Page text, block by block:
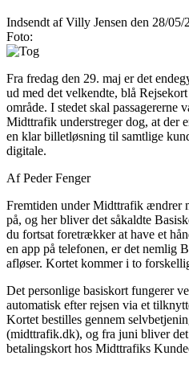
Indsendt afVilly Jensen den 28/05/
Foto:
Fra fredag den 29. maj er det
ud med det velkendte, blå
område. I stedet skal passagererne
Midttrafik understreger dog, at der
en klar billetløsning til samtlige
digitale.
Af Peder Fenger
Fremtiden under Midttrafik ændrer
på, og her bliver det såkaldte
du fortsat foretrækker at have et
en app på telefonen, er det nemlig
afløser. Kortet kommer i to
Det personlige basiskort fungerer
automatisk efter rejsen via et
Kortet bestilles gennem
(midttrafik.dk), og fra juni bliver
betalingskort hos Midttrafiks